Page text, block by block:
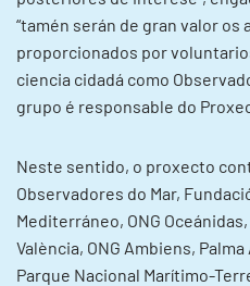
“tamén serán de gran valor os
proporcionados por
ciencia cidadá como
grupo é responsable do
Neste sentido, o proxecto
Observadores do Mar,
Mediterráneo, ONG
València, ONG Ambiens,
Parque Nacional Marítimo-